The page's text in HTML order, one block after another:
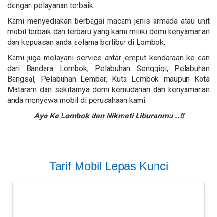
dengan pelayanan terbaik.
Kami menyediakan berbagai macam jenis armada atau unit
mobil terbaik dan terbaru yang kami miliki demi kenyamanan
dan kepuasan anda selama berlibur di Lombok.
Kami juga melayani service antar jemput kendaraan ke dan
dari Bandara Lombok, Pelabuhan Senggigi, Pelabuhan
Bangsal, Pelabuhan Lembar, Kuta Lombok maupun Kota
Mataram dan sekitarnya demi kemudahan dan kenyamanan
anda menyewa mobil di perusahaan kami.
Ayo Ke Lombok dan Nikmati Liburanmu ..!!
Tarif Mobil Lepas Kunci